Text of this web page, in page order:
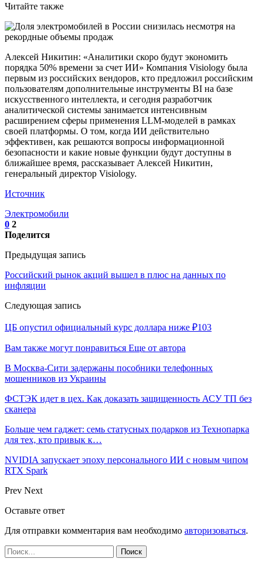
Читайте также
Алексей Никитин: «Аналитики скоро будут экономить
порядка 50% времени за счет ИИ» Компания Visiology была
первым из российских вендоров, кто предложил российским
пользователям дополнительные инструменты BI на базе
искусственного интеллекта, и сегодня разработчик
аналитической системы занимается интенсивным
расширением сферы применения LLM-моделей в рамках
своей платформы. О том, когда ИИ действительно
эффективен, как решаются вопросы информационной
безопасности и какие новые функции будут доступны в
ближайшее время, рассказывает Алексей Никитин,
генеральный директор Visiology.
Источник
Электромобили
0 2
Поделится
Предыдущая запись
Российский рынок акций вышел в плюс на данных по
инфляции
Следующая запись
ЦБ опустил официальный курс доллара ниже ₽103
Вам также могут понравиться Еще от автора
В Москва-Сити задержаны пособники телефонных
мошенников из Украины
ФСТЭК идет в цех. Как доказать защищенность АСУ ТП без
сканера
Больше чем гаджет: семь статусных подарков из Технопарка
для тех, кто привык к…
NVIDIA запускает эпоху персонального ИИ с новым чипом
RTX Spark
Prev Next
Оставьте ответ
Для отправки комментария вам необходимо авторизоваться.